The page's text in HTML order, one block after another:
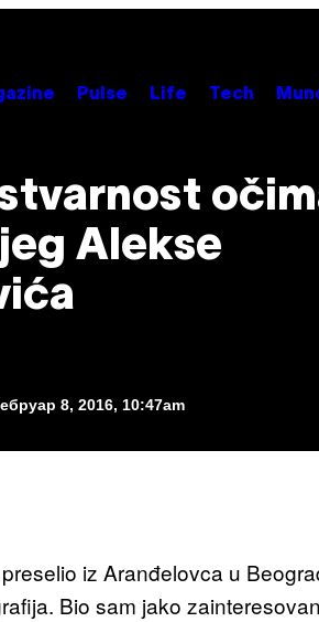
Pulse Life Tech
Alekse
8, 2016, 10:47am
iz Aranđelovca u
Bio sam jako